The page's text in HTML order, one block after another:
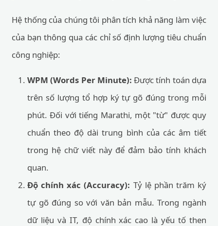
Hệ thống của chúng tôi phân tích khả năng làm việc
của bạn thông qua các chỉ số định lượng tiêu chuẩn
công nghiệp:
WPM (Words Per Minute): Được tính toán dựa
trên số lượng tổ hợp ký tự gõ đúng trong mỗi
phút. Đối với tiếng Marathi, một "từ" được quy
chuẩn theo độ dài trung bình của các âm tiết
trong hệ chữ viết này để đảm bảo tính khách
quan.
Độ chính xác (Accuracy): Tỷ lệ phần trăm ký
tự gõ đúng so với văn bản mẫu. Trong ngành
dữ liệu và IT, độ chính xác cao là yếu tố then